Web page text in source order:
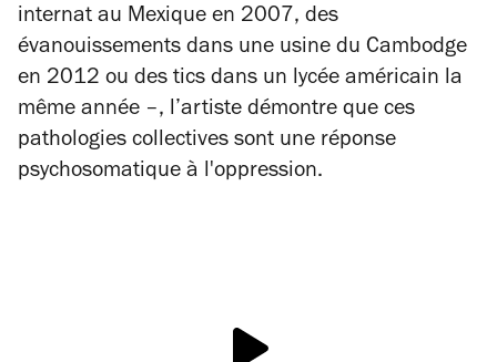
internat au Mexique en 2007, des
évanouissements dans une usine du Cambodge
en 2012 ou des tics dans un lycée américain la
même année –, l’artiste démontre que ces
pathologies collectives sont une réponse
psychosomatique à l'oppression.